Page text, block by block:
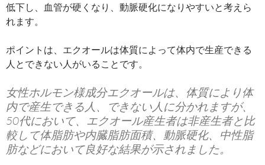
低下し、血管が硬くなり、動脈硬化になりやすいと考えら
れます。
ポイントは、エクオールは体質によって体内で生産できる
人とできない人がいることです。
女性ホルモン様成分エクオールは、体質により体
内で産生できる人、できない人に分かれますが、
50代において、エクオール産生者は非産生者と比
較して体脂肪や内臓脂肪面積、動脈硬化、中性脂
肪などにおいて良好な結果が示されました。